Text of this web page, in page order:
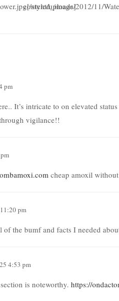
styled_image]
content/uploads/2012/11/
pm
It’s intricate to on elevated
vigilance!!
cheap amoxil
pm
of the bumf and facts I needed
4:53 pm
is noteworthy. https://